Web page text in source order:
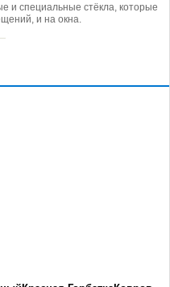
и специальные стёкла, которые
и на окна.